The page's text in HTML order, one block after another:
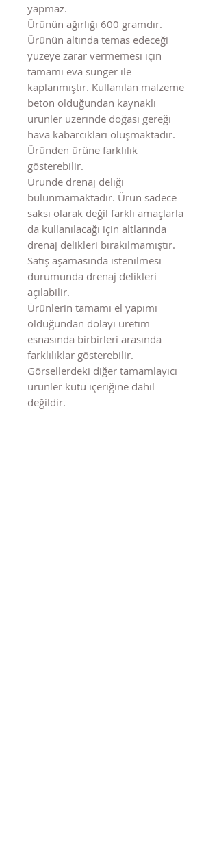
yapmaz.
Ürünün ağırlığı 600 gramdır.
Ürünün altında temas edeceği
yüzeye zarar vermemesi için
tamamı eva sünger ile
kaplanmıştır. Kullanılan malzeme
beton olduğundan kaynaklı
ürünler üzerinde doğası gereği
hava kabarcıkları oluşmaktadır.
Üründen ürüne farklılık
gösterebilir.
Üründe drenaj deliği
bulunmamaktadır. Ürün sadece
saksı olarak değil farklı amaçlarla
da kullanılacağı için altlarında
drenaj delikleri bırakılmamıştır.
Satış aşamasında istenilmesi
durumunda drenaj delikleri
açılabilir.
Ürünlerin tamamı el yapımı
olduğundan dolayı üretim
esnasında birbirleri arasında
farklılıklar gösterebilir.
Görsellerdeki diğer tamamlayıcı
ürünler kutu içeriğine dahil
değildir.